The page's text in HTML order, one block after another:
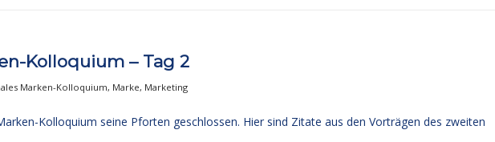
Kolloquium – Tag 2
Marken-Kolloquium, Marke, Marketing
Kolloquium seine Pforten geschlossen. Hier sind Zitate aus den Vorträgen des zweiten